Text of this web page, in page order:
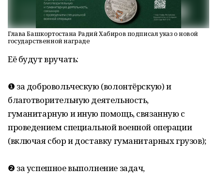
Глава Башкортостана Радий Хабиров подписал указ о новой
государственной награде
Её будут вручать:
❶ за добровольческую (волонтёрскую) и
благотворительную деятельность,
гуманитарную и иную помощь, связанную с
проведением специальной военной операции
(включая сбор и доставку гуманитарных грузов);
❷ за успешное выполнение задач,